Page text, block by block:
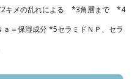
キメの乱れによる *3角層まで *4
＝保湿成分 *5セラミドＮＰ、セラ